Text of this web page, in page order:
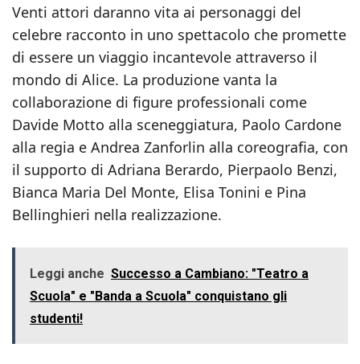
Venti attori daranno vita ai personaggi del
celebre racconto in uno spettacolo che promette
di essere un viaggio incantevole attraverso il
mondo di Alice. La produzione vanta la
collaborazione di figure professionali come
Davide Motto alla sceneggiatura, Paolo Cardone
alla regia e Andrea Zanforlin alla coreografia, con
il supporto di Adriana Berardo, Pierpaolo Benzi,
Bianca Maria Del Monte, Elisa Tonini e Pina
Bellinghieri nella realizzazione.
Leggi anche Successo a Cambiano: "Teatro a
Scuola" e "Banda a Scuola" conquistano gli
studenti!